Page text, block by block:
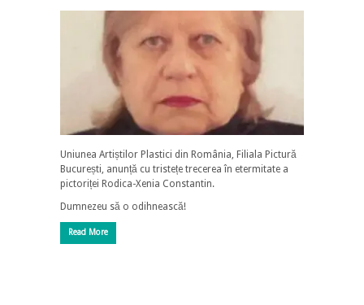
Uniunea Artiștilor Plastici din România, Filiala Pictură
București, anunță cu tristețe trecerea în etermitate a
pictoriței Rodica-Xenia Constantin.
Dumnezeu să o odihnească!
Read More